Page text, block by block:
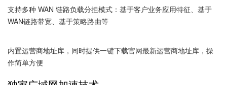
支持多种 WAN 链路负载分担模式：基于客户业务应用特征、基于
WAN链路带宽、基于策略路由等
内置运营商地址库，同时提供一键下载官网最新运营商地址库，操
作简单方便